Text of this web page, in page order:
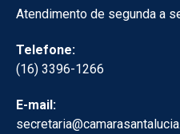
Atendimento de segunda a
Telefone:
(16) 3396-1266
E-mail: